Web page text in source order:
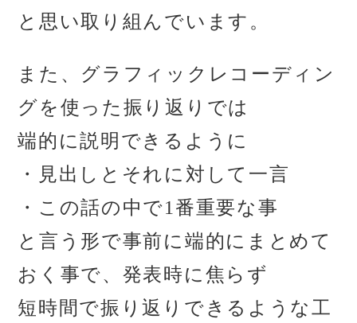
と思い取り組んでいます。
また、グラフィックレコーディン
グを使った振り返りでは
端的に説明できるように
・見出しとそれに対して一言
・この話の中で1番重要な事
と言う形で事前に端的にまとめて
おく事で、発表時に焦らず
短時間で振り返りできるような工